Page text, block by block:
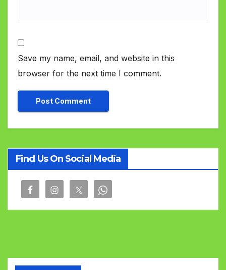
Save my name, email, and website in this
browser for the next time I comment.
Find Us On Social Media